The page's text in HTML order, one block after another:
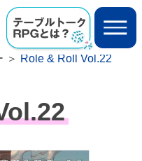
Role & Roll Vol.22